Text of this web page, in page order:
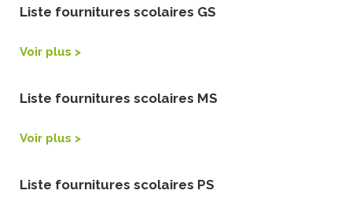
Liste fournitures scolaires GS
Voir plus >
Liste fournitures scolaires MS
Voir plus >
Liste fournitures scolaires PS